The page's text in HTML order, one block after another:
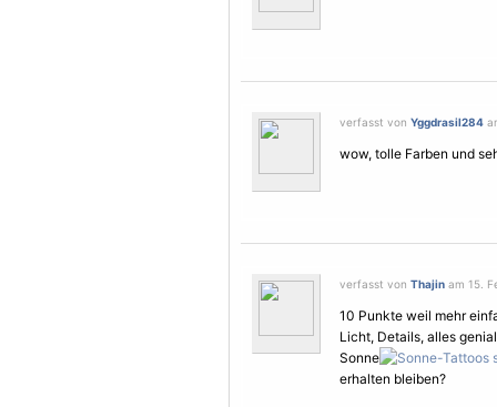
verfasst von Yggdrasil284
wow, tolle Farben und
verfasst von Thajin am 15.
10 Punkte weil mehr
Licht, Details, alles
Sonne
erhalten bleiben?